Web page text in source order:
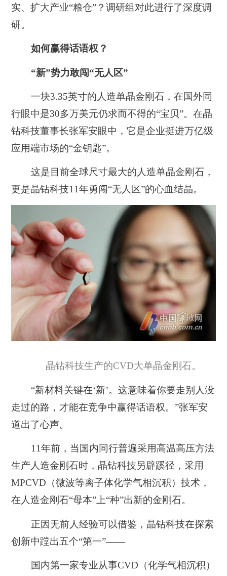
实、扩大产业“粮仓”？调研组对此进行了深度调
研。
如何赢得话语权？
“新”势力敢闯“无人区”
一块3.35英寸的人造单晶金刚石，在国外同
行眼中是30多万美元仍求而不得的“宝贝”。在晶
钻科技董事长张军安眼中，它是企业挺进万亿级
应用端市场的“金钥匙”。
这是目前全球尺寸最大的人造单晶金刚石，
更是晶钻科技11年勇闯“无人区”的心血结晶。
晶钻科技生产的CVD大单晶金刚石。
“新材料关键在‘新’。这意味着你要走别人没
走过的路，才能在竞争中赢得话语权。”张军安
道出了心声。
11年前，当国内同行普遍采用高温高压方法
生产人造金刚石时，晶钻科技另辟蹊径，采用
MPCVD（微波等离子体化学气相沉积）技术，
在人造金刚石“母本”上“种”出新的金刚石。
正因无前人经验可以借鉴，晶钻科技在探索
创新中蹚出五个“第一”——
国内第一家专业从事CVD（化学气相沉积）